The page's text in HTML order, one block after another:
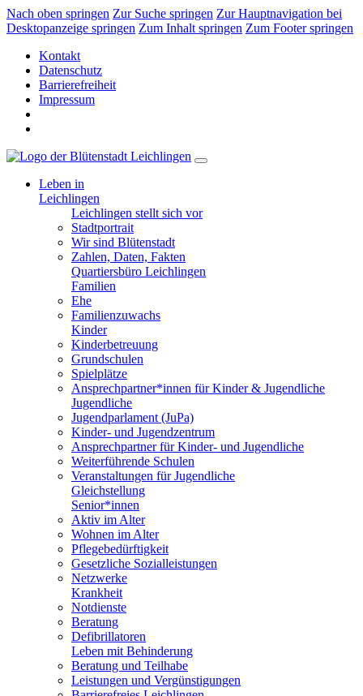
Nach oben springen Zur Suche springen Zur Hauptnavigation bei
Desktopanzeige springen Zum Inhalt springen Zum Footer springen
Kontakt
Datenschutz
Barrierefreiheit
Impressum
Leben in
Leichlingen
Leichlingen stellt sich vor
Stadtportrait
Wir sind Blütenstadt
Zahlen, Daten, Fakten
Quartiersbüro Leichlingen
Familien
Ehe
Familienzuwachs
Kinder
Kinderbetreuung
Grundschulen
Spielplätze
Ansprechpartner*innen für Kinder & Jugendliche
Jugendliche
Jugendparlament (JuPa)
Kinder- und Jugendzentrum
Ansprechpartner für Kinder- und Jugendliche
Weiterführende Schulen
Veranstaltungen für Jugendliche
Gleichstellung
Senior*innen
Aktiv im Alter
Wohnen im Alter
Pflegebedürftigkeit
Gesetzliche Sozialleistungen
Netzwerke
Krankheit
Notdienste
Beratung
Defibrillatoren
Leben mit Behinderung
Beratung und Teilhabe
Leistungen und Vergünstigungen